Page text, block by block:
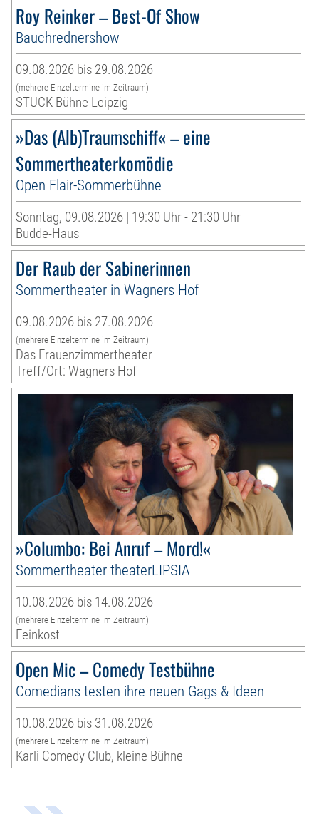
Roy Reinker – Best-Of Show
Bauchrednershow
09.08.2026 bis 29.08.2026
(mehrere Einzeltermine im Zeitraum)
STUCK Bühne Leipzig
»Das (Alb)Traumschiff« – eine
Sommertheaterkomödie
Open Flair-Sommerbühne
Sonntag, 09.08.2026 | 19:30 Uhr - 21:30 Uhr
Budde-Haus
Der Raub der Sabinerinnen
Sommertheater in Wagners Hof
09.08.2026 bis 27.08.2026
(mehrere Einzeltermine im Zeitraum)
Das Frauenzimmertheater
Treff/Ort: Wagners Hof
»Columbo: Bei Anruf – Mord!«
Sommertheater theaterLIPSIA
10.08.2026 bis 14.08.2026
(mehrere Einzeltermine im Zeitraum)
Feinkost
Open Mic – Comedy Testbühne
Comedians testen ihre neuen Gags & Ideen
10.08.2026 bis 31.08.2026
(mehrere Einzeltermine im Zeitraum)
Karli Comedy Club, kleine Bühne